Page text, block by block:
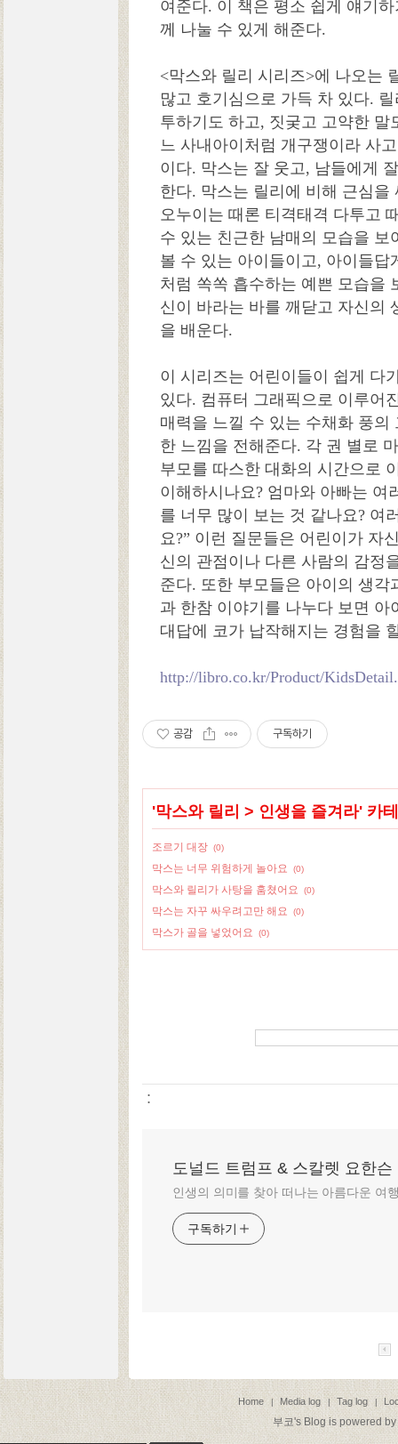
여준다. 이 책은 평소 쉽게 얘기
께 나눌 수 있게 해준다.
<막스와 릴리 시리즈>에 나오는
많고 호기심으로 가득 차 있다.
투하기도 하고, 짓궂고 고약한
느 사내아이처럼 개구쟁이라 사
이다. 막스는 잘 웃고, 남들에게
한다. 막스는 릴리에 비해 근심
오누이는 때론 티격태격 다투고
수 있는 친근한 남매의 모습을
볼 수 있는 아이들이고, 아이들
처럼 쏙쏙 흡수하는 예쁜 모습을
신이 바라는 바를 깨닫고 자신의
을 배운다.
이 시리즈는 어린이들이 쉽게 다
있다. 컴퓨터 그래픽으로 이루어
매력을 느낄 수 있는 수채화 풍
한 느낌을 전해준다. 각 권 별로
부모를 따스한 대화의 시간으로
이해하시나요? 엄마와 아빠는 여
를 너무 많이 보는 것 같나요? 여
요?” 이런 질문들은 어린이가 자
신의 관점이나 다른 사람의 감정
준다. 또한 부모들은 아이의 생
과 한참 이야기를 나누다 보면
대답에 코가 납작해지는 경험을
http://libro.co.kr/Product/
공감 구독하기
'막스와 릴리 > 인생을 즐겨라' 카
조르기 대장 (0)
막스는 너무 위험하게 놀아요 (0)
막스와 릴리가 사탕을 훔쳤어요 (0)
막스는 자꾸 싸우려고만 해요 (0)
막스가 골을 넣었어요 (0)
:
도널드 트럼프 & 스칼렛 요한슨
인생의 의미를 찾아 떠나는 아름다운 여
구독하기
Home | Media log | Tag log |
부코's Blog is powered by